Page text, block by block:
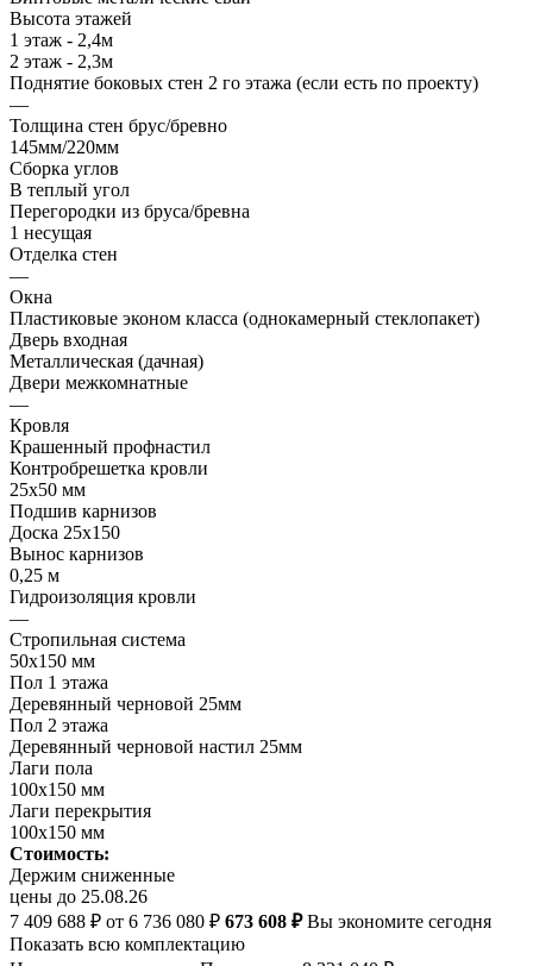
Высота этажей
1 этаж - 2,4м
2 этаж - 2,3м
Поднятие боковых стен 2 го этажа (если есть по проекту)
—
Толщина стен брус/бревно
145мм/220мм
Сборка углов
В теплый угол
Перегородки из бруса/бревна
1 несущая
Отделка стен
—
Окна
Пластиковые эконом класса (однокамерный стеклопакет)
Дверь входная
Металлическая (дачная)
Двери межкомнатные
—
Кровля
Крашенный профнастил
Контробрешетка кровли
25х50 мм
Подшив карнизов
Доска 25х150
Вынос карнизов
0,25 м
Гидроизоляция кровли
—
Стропильная система
50х150 мм
Пол 1 этажа
Деревянный черновой 25мм
Пол 2 этажа
Деревянный черновой настил 25мм
Лаги пола
100х150 мм
Лаги перекрытия
100х150 мм
Стоимость:
Держим сниженные
цены до 25.08.26
7 409 688 ₽ от 6 736 080 ₽ 673 608 ₽Вы экономите сегодня
Показать всю комплектацию